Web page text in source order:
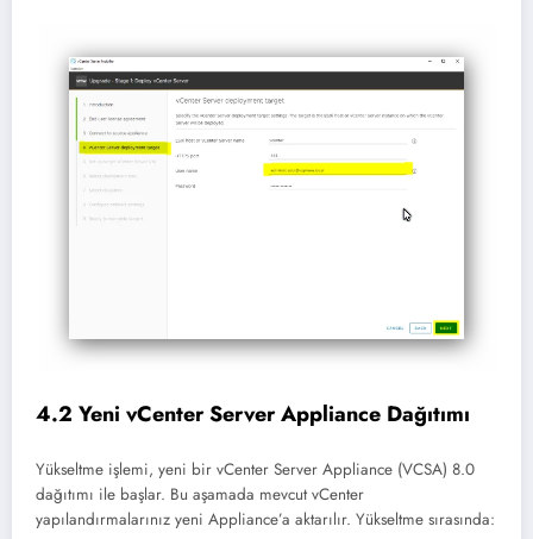
4.2 Yeni vCenter Server Appliance Dağıtımı
Yükseltme işlemi, yeni bir vCenter Server Appliance (VCSA) 8.0
dağıtımı ile başlar. Bu aşamada mevcut vCenter
yapılandırmalarınız yeni Appliance’a aktarılır. Yükseltme sırasında: